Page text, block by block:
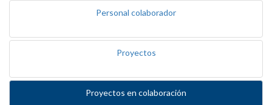
Personal colaborador
Proyectos
Proyectos en colaboración